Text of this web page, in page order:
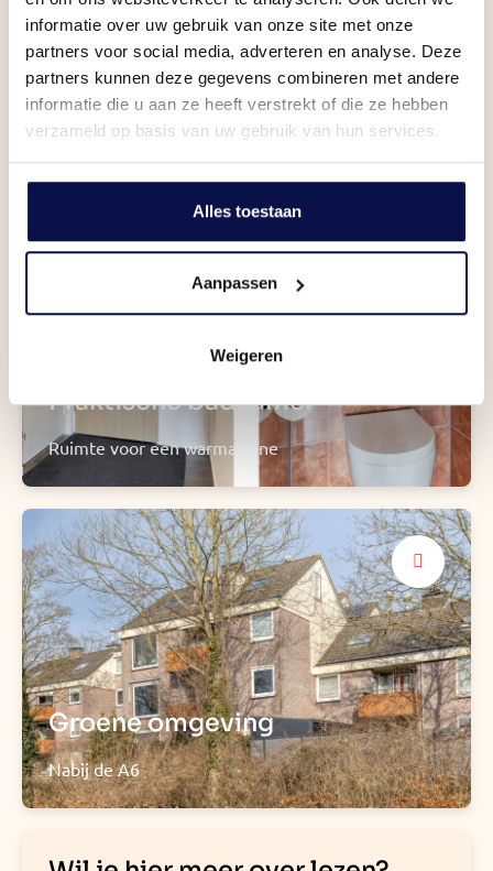
informatie over uw gebruik van onze site met onze
partners voor social media, adverteren en analyse. Deze
partners kunnen deze gegevens combineren met andere
informatie die u aan ze heeft verstrekt of die ze hebben
verzameld op basis van uw gebruik van hun services.
Alles toestaan
Aanpassen
Weigeren
Wat maak jij klaar?
Een balkon op het Z/W
Praktische badkamer
Ruimte voor een warmachine
Groene omgeving
Nabij de A6